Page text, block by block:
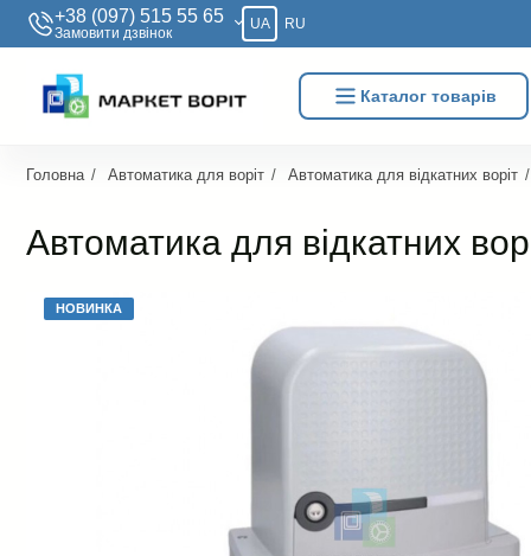
+38 (097) 515 55 65
Замовити дзвiнок
UA RU
Каталог товарів
Головна Автоматика для воріт Автоматика для відкатних воріт
Автоматика для відкатних
НОВИНКА